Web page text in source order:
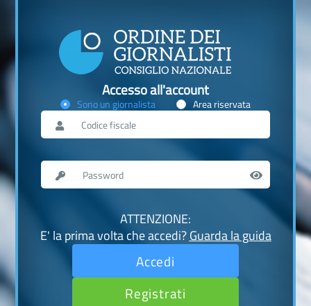
Accesso all'account
Sono un giornalista Area riservata
ATTENZIONE:
E' la prima volta che accedi?Guarda la guida
Accedi
Registrati